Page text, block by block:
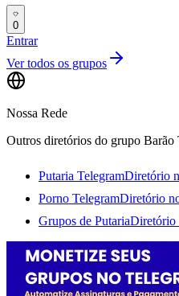
0
Entrar
Ver todos os grupos
Nossa Rede
Outros diretórios do grupo Barão
Putaria TelegramDiretório
Porno TelegramDiretório
Grupos de PutariaDiretório